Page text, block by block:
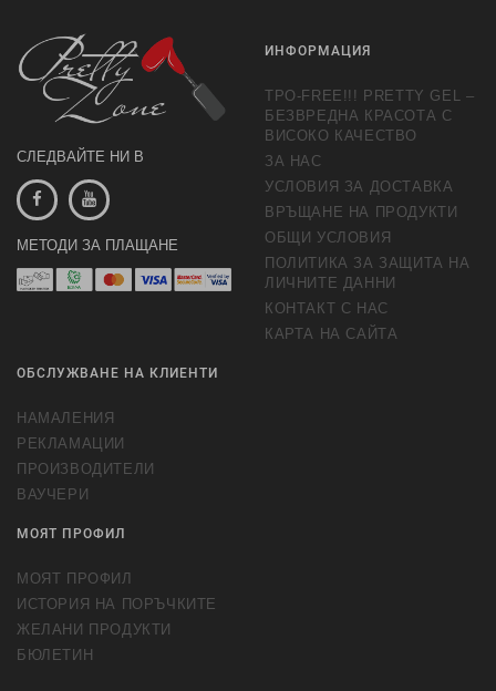
СЛЕДВАЙТЕ НИ В
МЕТОДИ ЗА ПЛАЩАНЕ
ИНФОРМАЦИЯ
TPO-FREE!!! PRETTY GEL –
БЕЗВРЕДНА КРАСОТА С
ВИСОКО КАЧЕСТВО
ЗА НАС
УСЛОВИЯ ЗА ДОСТАВКА
ВРЪЩАНЕ НА ПРОДУКТИ
ОБЩИ УСЛОВИЯ
ПОЛИТИКА ЗА ЗАЩИТА НА
ЛИЧНИТЕ ДАННИ
КОНТАКТ С НАС
КАРТА НА САЙТА
ОБСЛУЖВАНЕ НА КЛИЕНТИ
НАМАЛЕНИЯ
РЕКЛАМАЦИИ
ПРОИЗВОДИТЕЛИ
ВАУЧЕРИ
МОЯТ ПРОФИЛ
МОЯТ ПРОФИЛ
ИСТОРИЯ НА ПОРЪЧКИТЕ
ЖЕЛАНИ ПРОДУКТИ
БЮЛЕТИН